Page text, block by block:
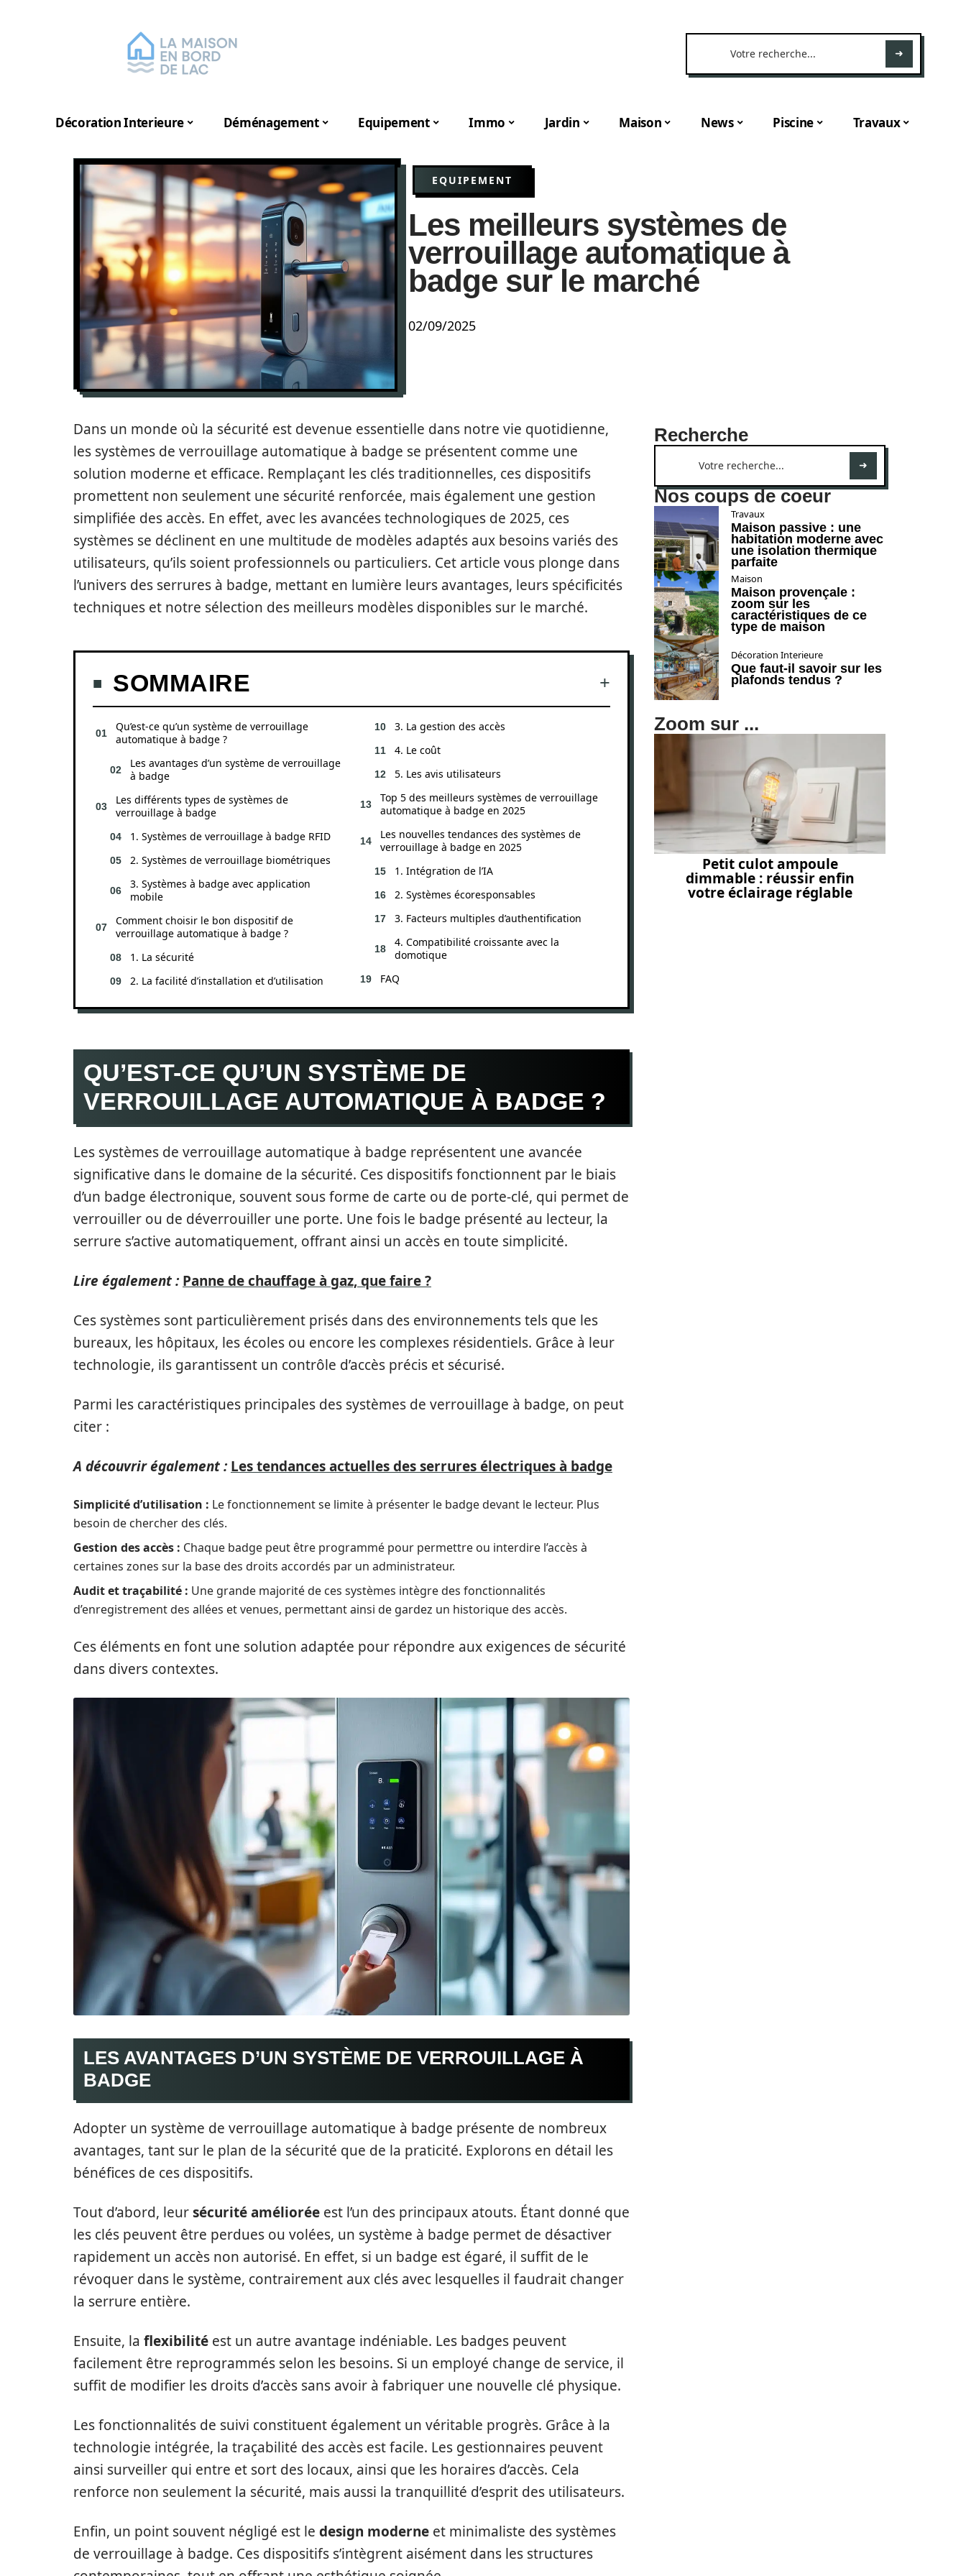
Décoration Interieure Déménagement Equipement Immo Jardin Maison News Piscine Travaux
EQUIPEMENT
Les meilleurs systèmes de
verrouillage automatique à
badge sur le marché
02/09/2025
Dans un monde où la sécurité est devenue essentielle dans notre vie quotidienne,
les systèmes de verrouillage automatique à badge se présentent comme une
solution moderne et efficace. Remplaçant les clés traditionnelles, ces dispositifs
promettent non seulement une sécurité renforcée, mais également une gestion
simplifiée des accès. En effet, avec les avancées technologiques de 2025, ces
systèmes se déclinent en une multitude de modèles adaptés aux besoins variés des
utilisateurs, qu’ils soient professionnels ou particuliers. Cet article vous plonge dans
l’univers des serrures à badge, mettant en lumière leurs avantages, leurs spécificités
techniques et notre sélection des meilleurs modèles disponibles sur le marché.
SOMMAIRE
Qu’est-ce qu’un système de verrouillage
automatique à badge ?
Les avantages d’un système de verrouillage
à badge
Les différents types de systèmes de
verrouillage à badge
1. Systèmes de verrouillage à badge RFID
2. Systèmes de verrouillage biométriques
3. Systèmes à badge avec application
mobile
Comment choisir le bon dispositif de
verrouillage automatique à badge ?
1. La sécurité
2. La facilité d’installation et d’utilisation
3. La gestion des accès
4. Le coût
5. Les avis utilisateurs
Top 5 des meilleurs systèmes de verrouillage
automatique à badge en 2025
Les nouvelles tendances des systèmes de
verrouillage à badge en 2025
1. Intégration de l’IA
2. Systèmes écoresponsables
3. Facteurs multiples d’authentification
4. Compatibilité croissante avec la
domotique
FAQ
QU’EST-CE QU’UN SYSTÈME DE
VERROUILLAGE AUTOMATIQUE À BADGE ?
Les systèmes de verrouillage automatique à badge représentent une avancée
significative dans le domaine de la sécurité. Ces dispositifs fonctionnent par le biais
d’un badge électronique, souvent sous forme de carte ou de porte-clé, qui permet de
verrouiller ou de déverrouiller une porte. Une fois le badge présenté au lecteur, la
serrure s’active automatiquement, offrant ainsi un accès en toute simplicité.
Lire également : Panne de chauffage à gaz, que faire ?
Ces systèmes sont particulièrement prisés dans des environnements tels que les
bureaux, les hôpitaux, les écoles ou encore les complexes résidentiels. Grâce à leur
technologie, ils garantissent un contrôle d’accès précis et sécurisé.
Parmi les caractéristiques principales des systèmes de verrouillage à badge, on peut
citer :
A découvrir également : Les tendances actuelles des serrures électriques à badge
Simplicité d’utilisation : Le fonctionnement se limite à présenter le badge devant le lecteur. Plus
besoin de chercher des clés.
Gestion des accès : Chaque badge peut être programmé pour permettre ou interdire l’accès à
certaines zones sur la base des droits accordés par un administrateur.
Audit et traçabilité : Une grande majorité de ces systèmes intègre des fonctionnalités
d’enregistrement des allées et venues, permettant ainsi de gardez un historique des accès.
Ces éléments en font une solution adaptée pour répondre aux exigences de sécurité
dans divers contextes.
LES AVANTAGES D’UN SYSTÈME DE VERROUILLAGE À
BADGE
Adopter un système de verrouillage automatique à badge présente de nombreux
avantages, tant sur le plan de la sécurité que de la praticité. Explorons en détail les
bénéfices de ces dispositifs.
Tout d’abord, leursécurité améliorée est l’un des principaux atouts. Étant donné que
les clés peuvent être perdues ou volées, un système à badge permet de désactiver
rapidement un accès non autorisé. En effet, si un badge est égaré, il suffit de le
révoquer dans le système, contrairement aux clés avec lesquelles il faudrait changer
la serrure entière.
Ensuite, la flexibilité est un autre avantage indéniable. Les badges peuvent
facilement être reprogrammés selon les besoins. Si un employé change de service, il
suffit de modifier les droits d’accès sans avoir à fabriquer une nouvelle clé physique.
Les fonctionnalités de suivi constituent également un véritable progrès. Grâce à la
technologie intégrée, la traçabilité des accès est facile. Les gestionnaires peuvent
ainsi surveiller qui entre et sort des locaux, ainsi que les horaires d’accès. Cela
renforce non seulement la sécurité, mais aussi la tranquillité d’esprit des utilisateurs.
Enfin, un point souvent négligé est le design moderne et minimaliste des systèmes
de verrouillage à badge. Ces dispositifs s’intègrent aisément dans les structures
Recherche
Nos coups de coeur
Travaux
Maison passive : une
habitation moderne avec
une isolation thermique
parfaite
Maison
Maison provençale :
zoom sur les
caractéristiques de ce
type de maison
Décoration Interieure
Que faut-il savoir sur les
plafonds tendus ?
Zoom sur ...
Petit culot ampoule
dimmable : réussir enfin
votre éclairage réglable